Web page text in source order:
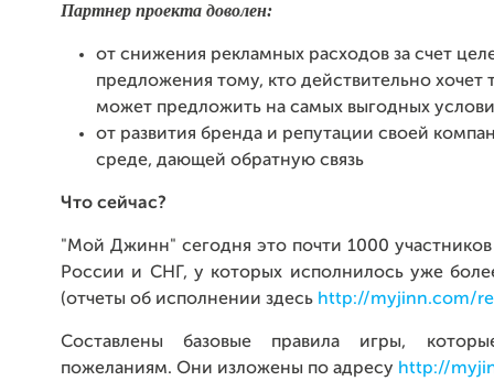
Партнер проекта доволен:
от снижения рекламных расходов за счет
предложения тому, кто действительно хочет
может предложить на самых выгодных
от развития бренда и репутации своей
среде, дающей обратную связь
Что сейчас?
"Мой Джинн" сегодня это почти 1000
России и СНГ, у которых исполнилось уже
(отчеты об исполнении здесь http://myjinn.com/
Составлены базовые правила игры,
пожеланиям. Они изложены по адресу http://